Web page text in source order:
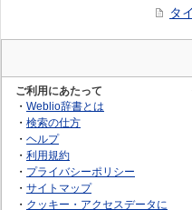
タ
ご利用にあたって
・ Weblio辞書とは
・ 検索の仕方
・ ヘルプ
・ 利用規約
・ プライバシーポリシー
・ サイトマップ
・ クッキー・アクセスデータに